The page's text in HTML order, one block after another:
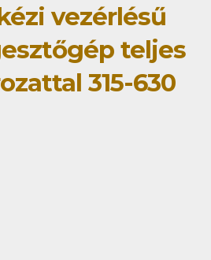
vezérlésű
teljes
315-630